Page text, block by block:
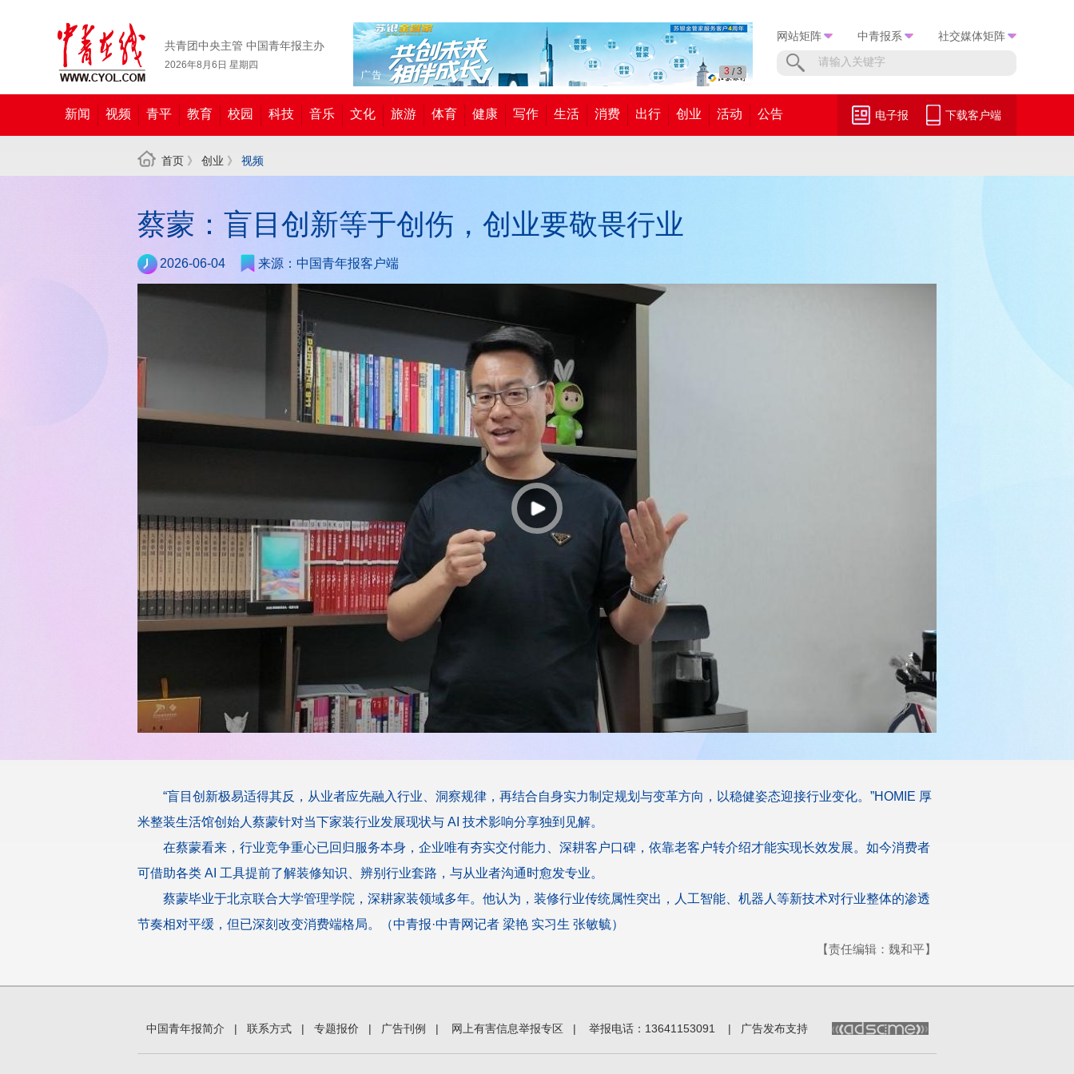
共青团中央主管 中国青年报主办
2026年8月6日 星期四
1 / 3
网站矩阵 中青报系 社交媒体矩阵
新闻 视频 青平 教育 校园 科技 音乐 文化 旅游 体育 健康 写作 生活 消费 出行 创业 活动 公告 电子报 下载客户端
首页 》 创业 》 视频
蔡蒙：盲目创新等于创伤，创业要敬畏行业
2026-06-04 来源：中国青年报客户端
“盲目创新极易适得其反，从业者应先融入行业、洞察规律，再结合自身实力制定规划与变革方向，以稳健姿态迎接行业变化。”HOMIE 厚
米整装生活馆创始人蔡蒙针对当下家装行业发展现状与 AI 技术影响分享独到见解。
在蔡蒙看来，行业竞争重心已回归服务本身，企业唯有夯实交付能力、深耕客户口碑，依靠老客户转介绍才能实现长效发展。如今消费者
可借助各类 AI 工具提前了解装修知识、辨别行业套路，与从业者沟通时愈发专业。
蔡蒙毕业于北京联合大学管理学院，深耕家装领域多年。他认为，装修行业传统属性突出，人工智能、机器人等新技术对行业整体的渗透
节奏相对平缓，但已深刻改变消费端格局。（中青报·中青网记者 梁艳 实习生 张敏毓）
【责任编辑：魏和平】
中国青年报简介 | 联系方式 | 专题报价 | 广告刊例 | 网上有害信息举报专区 | 举报电话：13641153091 | 广告发布支持